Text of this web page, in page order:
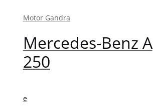
Motor Gandra
Mercedes-Benz A
250
e